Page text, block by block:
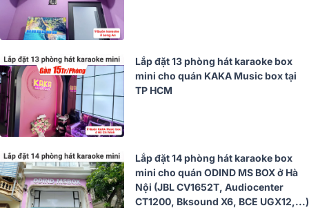
Lắp đặt 13 phòng hát karaoke box
mini cho quán KAKA Music box tại
TP HCM
Lắp đặt 14 phòng hát karaoke box
mini cho quán ODIND MS BOX ở Hà
Nội (JBL CV1652T, Audiocenter
CT1200, Bksound X6, BCE UGX12,...)